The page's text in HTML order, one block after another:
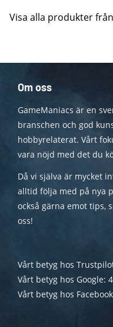
Visa alla produkter
Om oss
GameManiacs är en
branschen och god
hobbyrelaterat. Vårt
vara nöjd med det du
Då vi själva är mycket
alltid följa med på nya
också gärna emot tips,
oss!
Vårt betyg hos
Vårt betyg hos Google:
Vårt betyg hos